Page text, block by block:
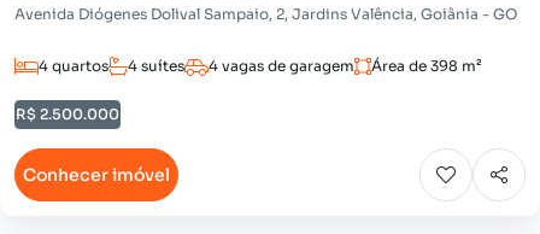
Avenida Diógenes Dolival Sampaio, 2, Jardins Valência, Goiânia - GO
4 quartos 4 suítes 4 vagas de garagem Área de 398 m²
R$ 2.500.000
Conhecer imóvel